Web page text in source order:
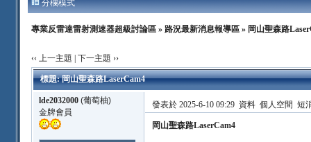
分欄模式
專業反雷達雷射測速器超級討論區» 路況最新消息報導區» 岡山聖森路
‹‹ 上一主題 下一主題 ››
標題: 岡山聖森路LaserCam4
lde2032000 (葡萄柚)
金牌會員
發表於 2025-6-10 09:29 資料 個人空間 短
岡山聖森路LaserCam4